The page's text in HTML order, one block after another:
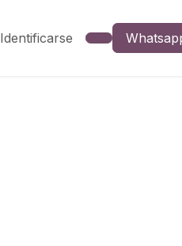
Identificarse